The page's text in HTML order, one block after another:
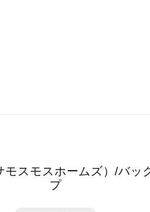
モスモスホームズ）/バッ
プ